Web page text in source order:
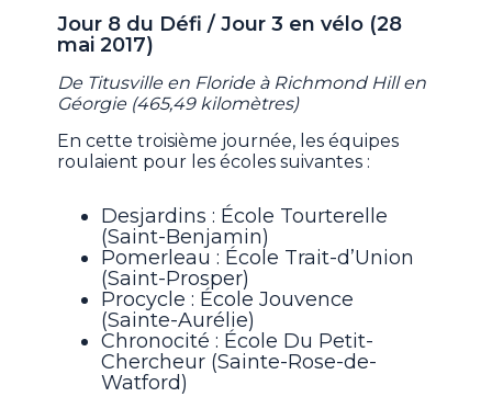
Jour 8 du Défi / Jour 3 en vélo (28
mai 2017)
De Titusville en Floride à Richmond Hill en
Géorgie (465,49 kilomètres)
En cette troisième journée, les équipes
roulaient pour les écoles suivantes :
Desjardins : École Tourterelle
(Saint-Benjamin)
Pomerleau : École Trait-d’Union
(Saint-Prosper)
Procycle : École Jouvence
(Sainte-Aurélie)
Chronocité : École Du Petit-
Chercheur (Sainte-Rose-de-
Watford)